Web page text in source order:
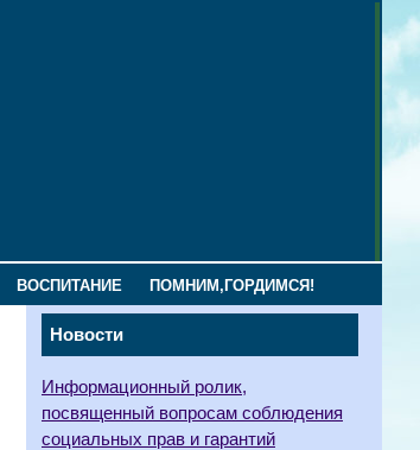
ВОСПИТАНИЕ ПОМНИМ,ГОРДИМСЯ!
Новости
Информационный ролик,
посвященный вопросам соблюдения
социальных прав и гарантий